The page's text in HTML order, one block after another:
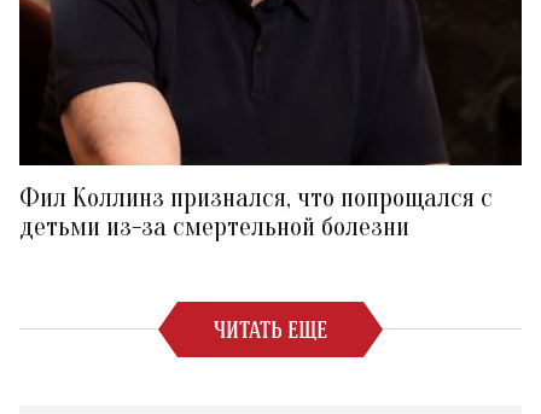
Фил Коллинз признался, что попрощался с
детьми из-за смертельной болезни
ЧИТАТЬ ЕЩЕ